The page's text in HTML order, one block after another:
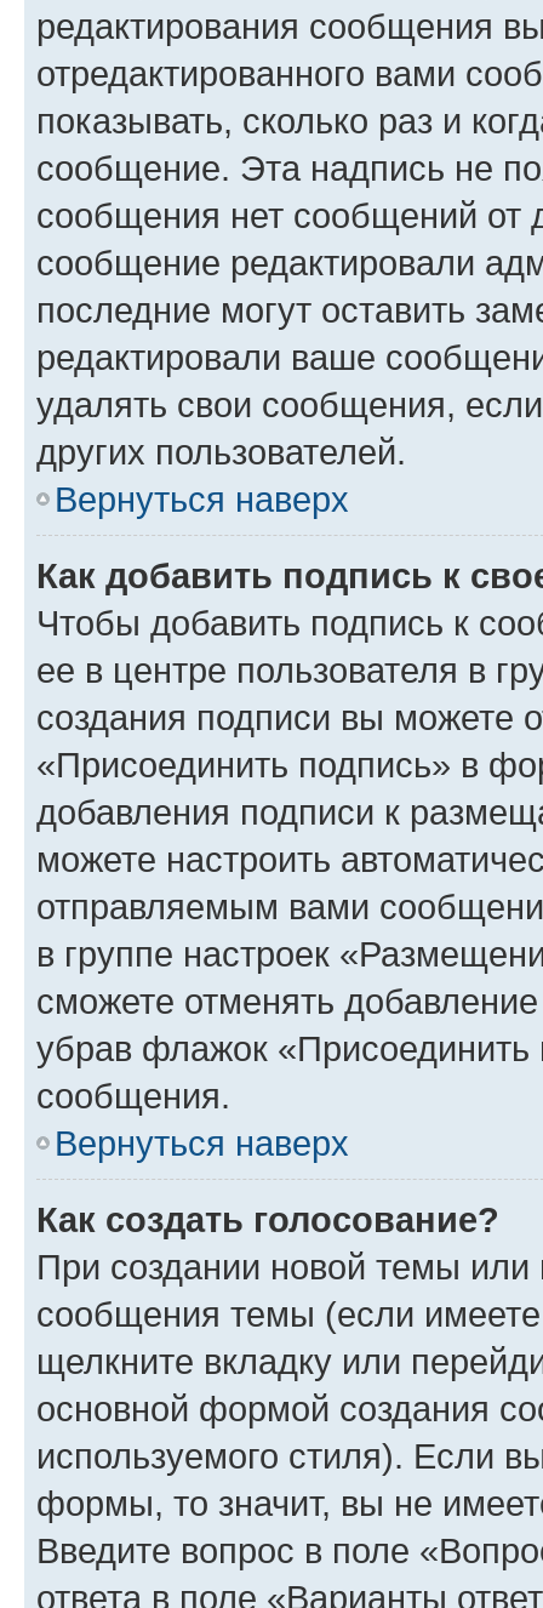
редактирования сообщения
отредактированного вами
показывать, сколько раз и
сообщение. Эта надпись не
сообщения нет сообщений от
сообщение редактировали
последние могут оставить
редактировали ваше
удалять свои сообщения,
других пользователей.
Вернуться наверх
Как добавить подпись к
Чтобы добавить подпись к
ее в центре пользователя в
создания подписи вы можете
«Присоединить подпись» в
добавления подписи к
можете настроить
отправляемым вами
в группе настроек
сможете отменять
убрав флажок
сообщения.
Вернуться наверх
Как создать голосование?
При создании новой темы или
сообщения темы (если
щелкните вкладку или
основной формой создания
используемого стиля). Если
формы, то значит, вы не
Введите вопрос в поле
ответа в поле «Варианты